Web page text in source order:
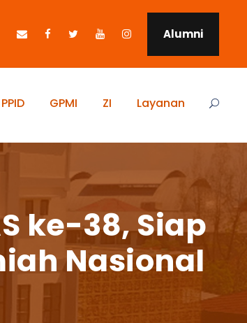
Alumni
PPID GPMI ZI Layanan
ke-38, Siap
Nasional